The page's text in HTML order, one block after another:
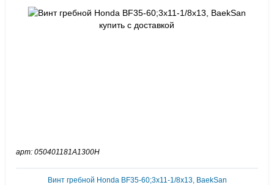
арт: 050401181A1300H
Винт гребной Honda BF35-60;3x11-1/8x13, BaekSan